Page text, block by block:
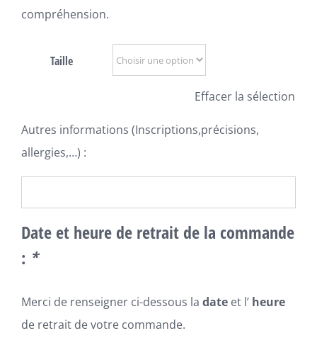
compréhension.
Taille
Effacer la sélection
Autres informations (Inscriptions,précisions,
allergies,…) :
Date et heure de retrait de la commande
: *
Merci de renseigner ci-dessous la date et l’ heure
de retrait de votre commande.